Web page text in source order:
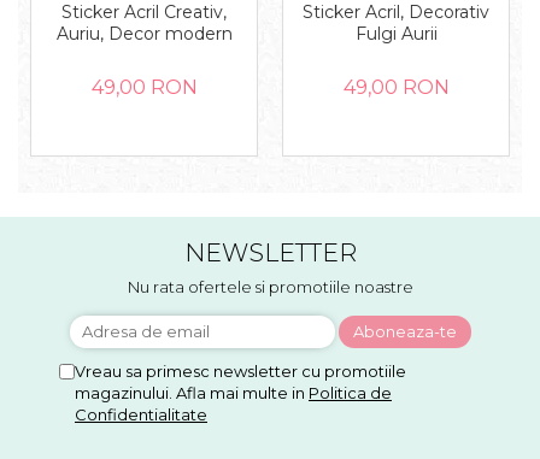
Sticker Acril Creativ,
Auriu, Decor modern
49,00 RON
Sticker Acril, Decorativ
Fulgi Aurii
49,00 RON
NEWSLETTER
Nu rata ofertele si promotiile noastre
Vreau sa primesc newsletter cu promotiile
magazinului. Afla mai multe in Politica de
Confidentialitate